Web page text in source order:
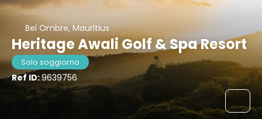
Bel Ombre, Mauritius
Heritage Awali Golf & Spa Resort
Solo soggiorno
Ref ID:9639756